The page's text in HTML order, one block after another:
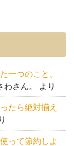
一つのこと、
わさん。 より
たら絶対揃え
って節約しよ